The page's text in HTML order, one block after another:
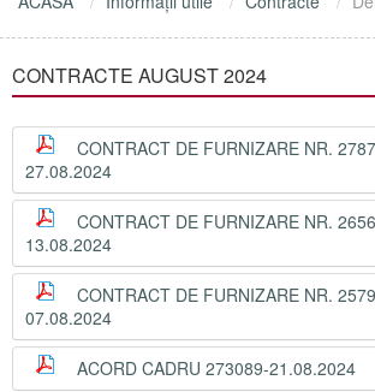
CONTRACTE AUGUST 2024
CONTRACT DE FURNIZARE NR.
27.08.2024
CONTRACT DE FURNIZARE NR.
13.08.2024
CONTRACT DE FURNIZARE NR.
07.08.2024
ACORD CADRU 273089-21.08.2024